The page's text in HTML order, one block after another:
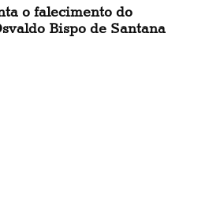
o falecimento do
Bispo de Santana